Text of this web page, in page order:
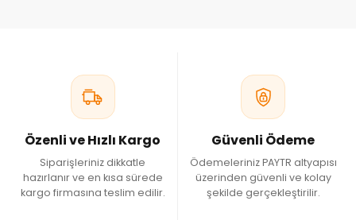
Özenli ve Hızlı Kargo
Siparişleriniz dikkatle
hazırlanır ve en kısa sürede
kargo firmasına teslim edilir.
Güvenli Ödeme
Ödemeleriniz PAYTR altyapısı
üzerinden güvenli ve kolay
şekilde gerçekleştirilir.